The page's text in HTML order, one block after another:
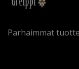
Parhaimmat